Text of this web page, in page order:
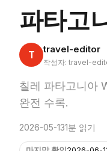
파타고
T travel-editor
작성자: travel-
칠레 파타고니아
완전 수록.
2026-05-131분 읽기